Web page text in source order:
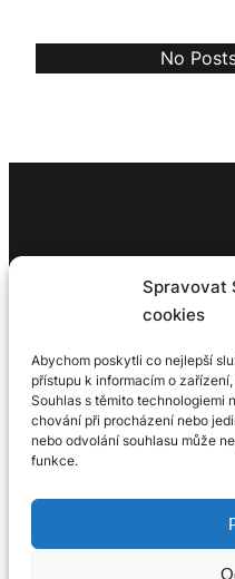
Spravovat
cookies
Abychom poskytli co nejlepší
přístupu k informacím o
Souhlas s těmito technologiemi
chování při procházení nebo
nebo odvolání souhlasu může
funkce.
No
Search
Ministerstvo kultury ČR, NAKI
Program na podporu
kulturní identity